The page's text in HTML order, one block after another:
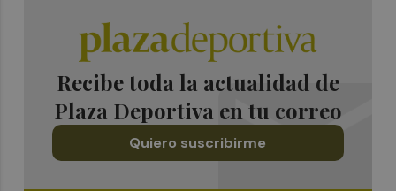
Recibe toda la actualidad de
Plaza Deportiva en tu correo
Quiero suscribirme